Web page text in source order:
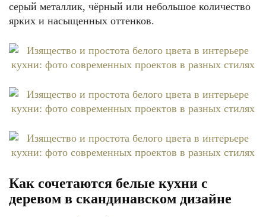
серый металлик, чёрный или небольшое количество
ярких и насыщенных оттенков.
Как сочетаются белые кухни с
деревом в скандинавском дизайне